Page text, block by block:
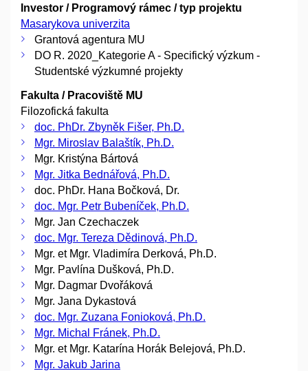
Investor / Programový rámec / typ projektu
Masarykova univerzita
Grantová agentura MU
DO R. 2020_Kategorie A - Specifický výzkum -
Studentské výzkumné projekty
Fakulta / Pracoviště MU
Filozofická fakulta
doc. PhDr. Zbyněk Fišer, Ph.D.
Mgr. Miroslav Balaštík, Ph.D.
Mgr. Kristýna Bártová
Mgr. Jitka Bednářová, Ph.D.
doc. PhDr. Hana Bočková, Dr.
doc. Mgr. Petr Bubeníček, Ph.D.
Mgr. Jan Czechaczek
doc. Mgr. Tereza Dědinová, Ph.D.
Mgr. et Mgr. Vladimíra Derková, Ph.D.
Mgr. Pavlína Dušková, Ph.D.
Mgr. Dagmar Dvořáková
Mgr. Jana Dykastová
doc. Mgr. Zuzana Fonioková, Ph.D.
Mgr. Michal Fránek, Ph.D.
Mgr. et Mgr. Katarína Horák Belejová, Ph.D.
Mgr. Jakub Jarina